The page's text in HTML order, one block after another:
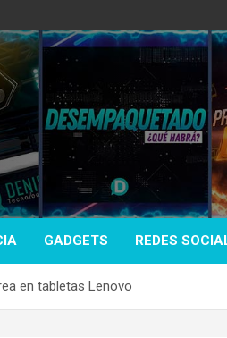
GADGETS REDES
en tabletas Lenovo